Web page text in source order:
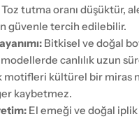
tutma oranı düşüktür,
güvenle tercih edilebilir.
Bitkisel ve doğal
canlılık uzun
motifleri kültürel bir miras
kaybetmez.
El emeği ve doğal iplik